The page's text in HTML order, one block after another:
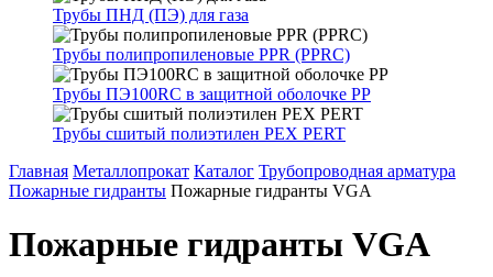
Трубы ПНД (ПЭ) для газа
Трубы полипропиленовые PPR (PPRC)
Трубы ПЭ100RC в защитной оболочке PP
Трубы сшитый полиэтилен PEX PERT
Главная Металлопрокат Каталог Трубопроводная арматура
Пожарные гидранты Пожарные гидранты VGA
Пожарные гидранты VGA